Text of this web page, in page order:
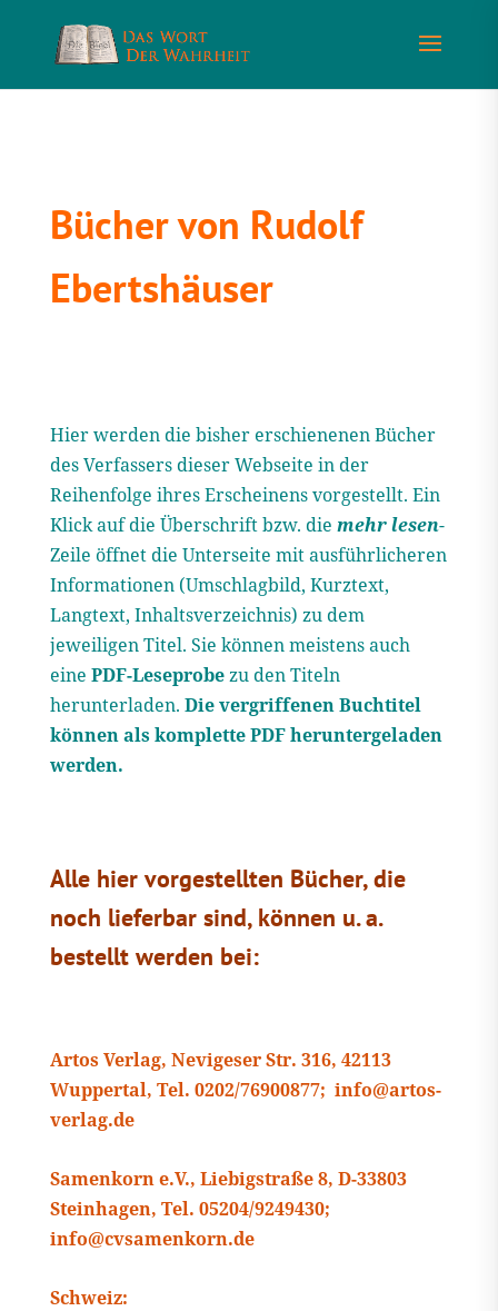
Bücher von Rudolf
Ebertshäuser
Hier werden die bisher erschienenen Bücher
des Verfassers dieser Webseite in der
Reihenfolge ihres Erscheinens vorgestellt. Ein
Klick auf die Überschrift bzw. die mehr lesen-
Zeile öffnet die Unterseite mit ausführlicheren
Informationen (Umschlagbild, Kurztext,
Langtext, Inhaltsverzeichnis) zu dem
jeweiligen Titel. Sie können meistens auch
eine PDF-Leseprobezu den Titeln
herunterladen. Die vergriffenen Buchtitel
können als komplette PDF heruntergeladen
werden.
Alle hier vorgestellten Bücher, die
noch lieferbar sind, können u. a.
bestellt werden bei:
Artos Verlag, Nevigeser Str. 316, 42113
Wuppertal, Tel. 0202/76900877; info@artos-
verlag.de
Samenkorn e.V., Liebigstraße 8, D-33803
Steinhagen, Tel. 05204/9249430;
info@cvsamenkorn.de
Schweiz: